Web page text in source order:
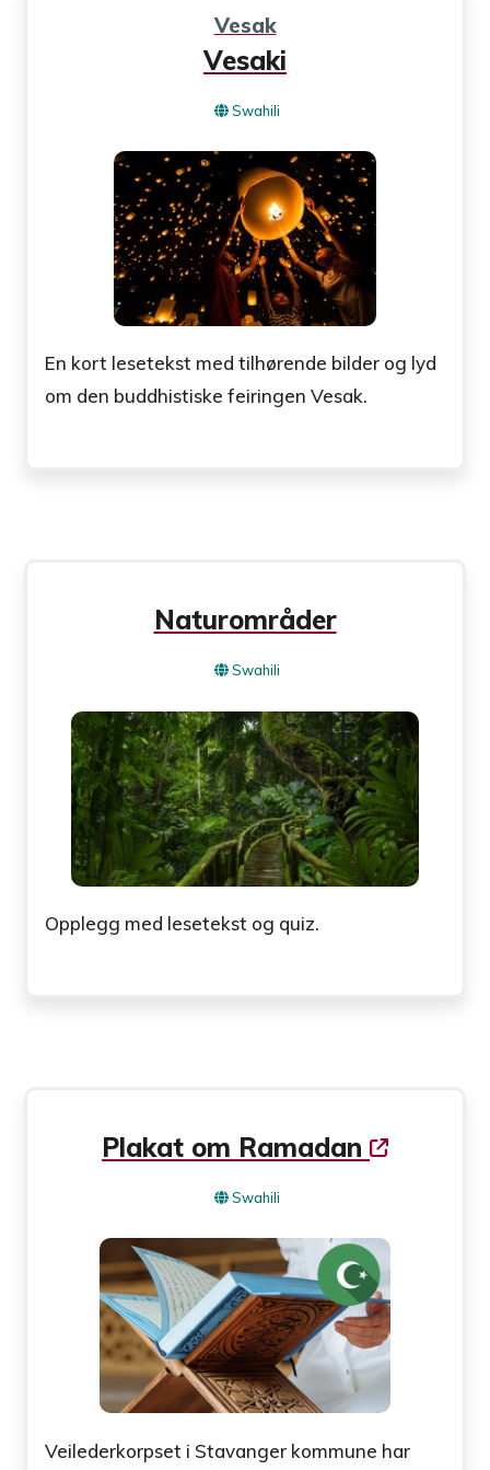
Vesak
Vesaki
Swahili
En kort lesetekst med tilhørende bilder og lyd
om den buddhistiske feiringen Vesak.
Naturområder
Swahili
Opplegg med lesetekst og quiz.
Plakat om Ramadan
Swahili
Veilederkorpset i Stavanger kommune har